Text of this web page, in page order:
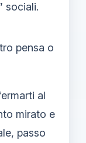
sociali.
pensa o
al
mirato e
passo